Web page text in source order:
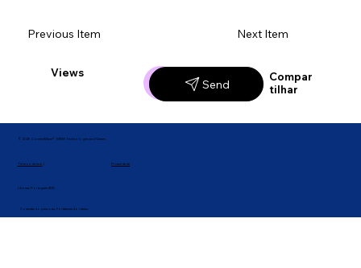
Views
Send
Compar
tilhar
Previous Item Next Item
© 2026 ConnectWave® · MBM Technologies and Games
Termos de uso
Idioma: Português (BR)
Privacidade
Conectando pessoas. Fortalecendo ideias.